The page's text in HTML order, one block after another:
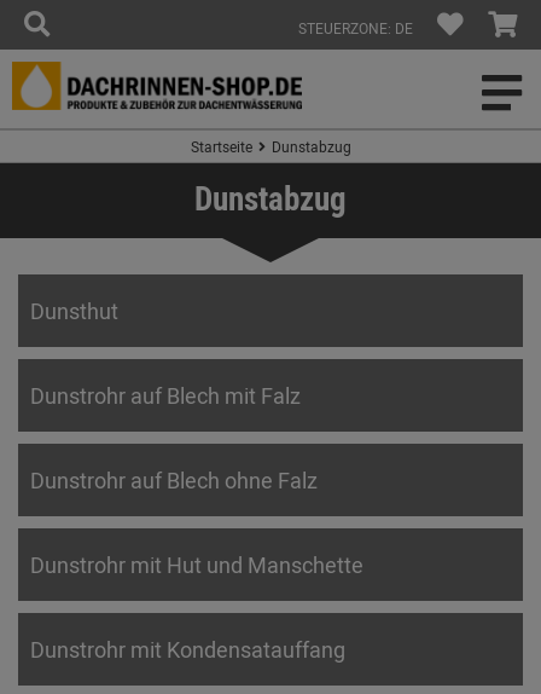
STEUERZONE: DE
Startseite Dunstabzug
Dunstabzug
Dunsthut
Dunstrohr auf Blech mit Falz
Dunstrohr auf Blech ohne Falz
Dunstrohr mit Hut und Manschette
Dunstrohr mit Kondensatauffang